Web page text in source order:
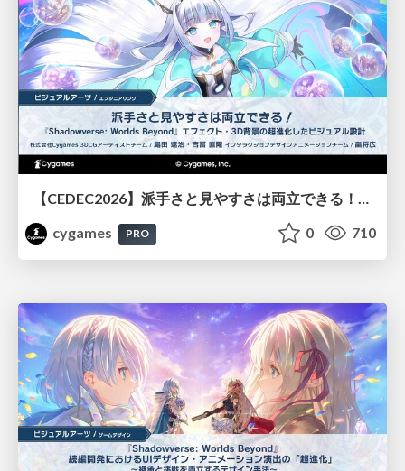
【CEDEC2026】派手さと見やすさは両立できる！『Shadowverse: Worlds Beyond』エフェクト・3D背景の超進化したビジュアル設計
cygames
PRO 0 710